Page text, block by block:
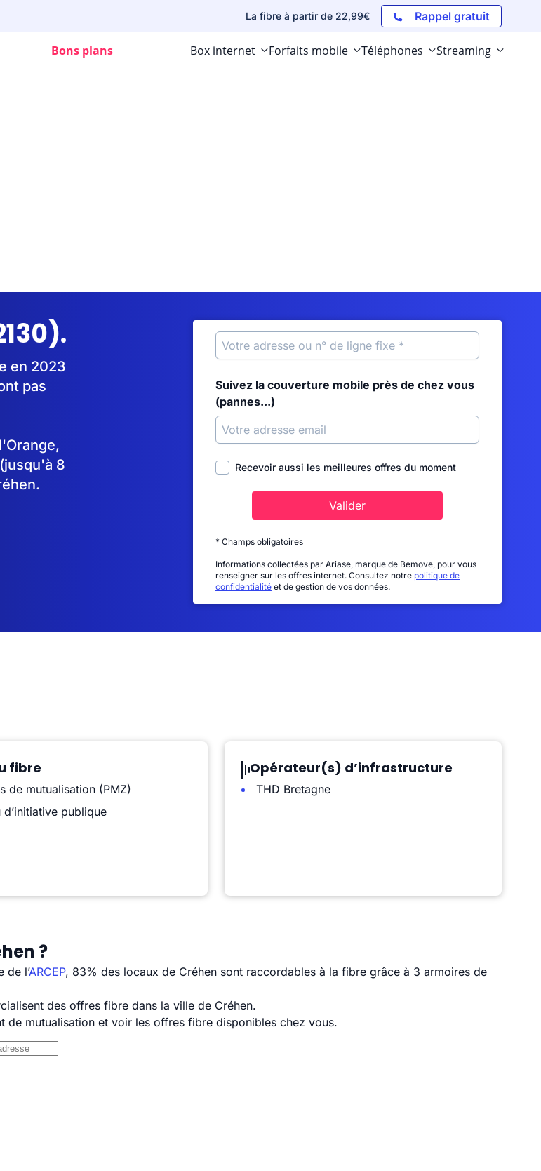
La fibre à partir de 22,99€ Rappel gratuit
Bons plans Box internet Forfaits mobile Téléphones Streaming
en 2023
pas
8
Suivez la couverture mobile près de chez vous
(pannes...)
Recevoir aussi les meilleures offres du moment
Valider
* Champs obligatoires
Informations collectées par Ariase, marque de Bemove, pour vous
renseigner sur les offres internet. Consultez notre politique de
confidentialité et de gestion de vos données.
fibre
de mutualisation (PMZ)
d’initiative publique
Opérateur(s) d’infrastructure
THD Bretagne
?
de l’ARCEP, 83% des locaux de Créhen sont raccordables à la fibre grâce à 3 armoires de
des offres fibre dans la ville de Créhen.
mutualisation et voir les offres fibre disponibles chez vous.